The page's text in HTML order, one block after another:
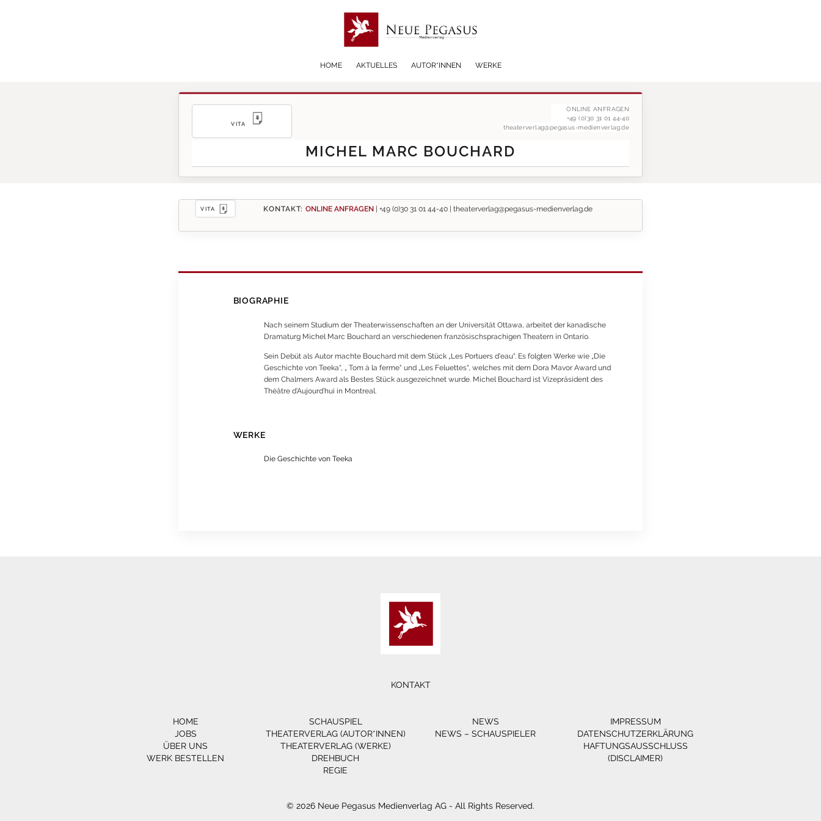
HOME AKTUELLES AUTOR*INNEN WERKE
VITA
ONLINE ANFRAGEN
+49 (0)30 31 01 44-40
theaterverlag@pegasus-medienverlag.de
MICHEL MARC BOUCHARD
VITA KONTAKT: ONLINE ANFRAGEN |+49 (0)30 31 01 44-40 |theaterverlag@pegasus-medienverlag.de
BIOGRAPHIE
Nach seinem Studium der Theaterwissenschaften an der Universität Ottawa, arbeitet der kanadische
Dramaturg Michel Marc Bouchard an verschiedenen französischsprachigen Theatern in Ontario.
Sein Debüt als Autor machte Bouchard mit dem Stück „Les Portuers d’eau“. Es folgten Werke wie „Die
Geschichte von Teeka“, „ Tom à la ferme“ und „Les Feluettes“, welches mit dem Dora Mavor Award und
dem Chalmers Award als Bestes Stück ausgezeichnet wurde. Michel Bouchard ist Vizepräsident des
Théâtre d’Aujourd’hui in Montreal.
WERKE
Die Geschichte von Teeka
KONTAKT
HOME
JOBS
ÜBER UNS
WERK BESTELLEN
SCHAUSPIEL
THEATERVERLAG (AUTOR*INNEN)
THEATERVERLAG (WERKE)
DREHBUCH
REGIE
NEWS
NEWS – SCHAUSPIELER
IMPRESSUM
DATENSCHUTZERKLÄRUNG
HAFTUNGSAUSSCHLUSS
(DISCLAIMER)
© 2026 Neue Pegasus Medienverlag AG - All Rights Reserved.